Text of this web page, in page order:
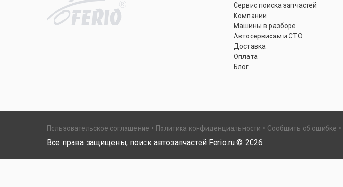
R
Сервис поиска запчастей
Компании
Машины в разборе
Автосервисам и СТО
Доставка
Оплата
Блог
Пользовательское соглашение Политика конфиденциальности Сообщить об ошибке
Все права защищены, поиск автозапчастей Ferio.ru © 2026